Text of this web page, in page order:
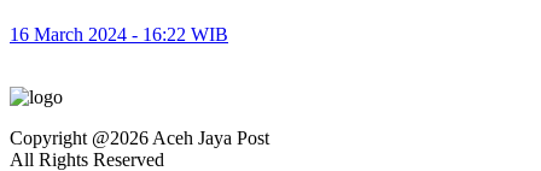
16 March 2024 - 16:22 WIB
Copyright @2026 Aceh Jaya Post
All Rights Reserved